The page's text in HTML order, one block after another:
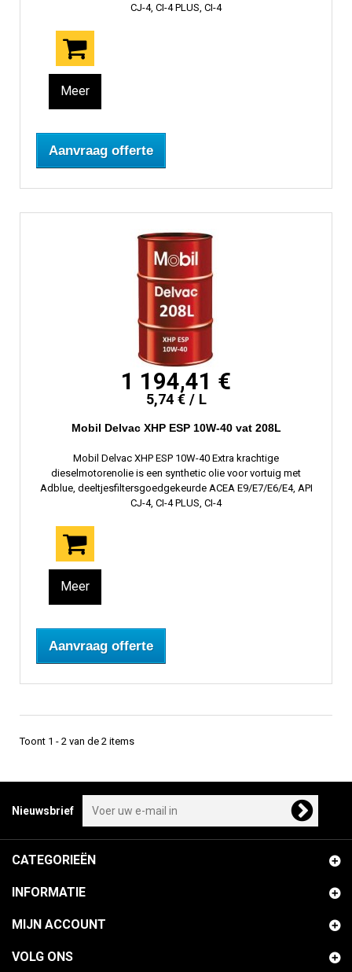
CJ-4, CI-4 PLUS, CI-4
Meer
Aanvraag offerte
1 194,41 €
5,74 € / L
Mobil Delvac XHP ESP 10W-40 vat 208L
Mobil Delvac XHP ESP 10W-40 Extra krachtige
dieselmotorenolie is een synthetic olie voor vortuig met
Adblue, deeltjesfiltersgoedgekeurde ACEA E9/E7/E6/E4, API
CJ-4, CI-4 PLUS, CI-4
Meer
Aanvraag offerte
Toont 1 - 2 van de 2 items
Nieuwsbrief
CATEGORIEËN
INFORMATIE
MIJN ACCOUNT
VOLG ONS